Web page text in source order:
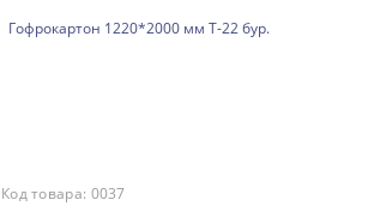
Код товара: 0037